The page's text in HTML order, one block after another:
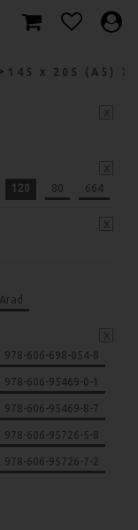
145 x 205 (A5)
120 80 664
978-606-698-054-8
978-606-95469-0-1
978-606-95469-8-7
978-606-95726-5-8
978-606-95726-7-2